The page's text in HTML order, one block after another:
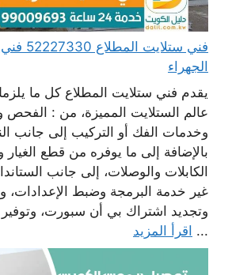
فني
الجهراء
يقدم فني ستلايت المطلاع كل ما
عالم الستلايت المميزة، من : الفحص
وخدمات الفك أو التركيب إلى جانب
بالإضافة إلى ما يوفره من قطع الغيار
الكابلات والوصلات، إلى جانب
غير خدمة البرمجة وضبط الإعدادات،
وتجديد اشتراك بي أن سبورت، وتوفير
... اقرأ المزيد